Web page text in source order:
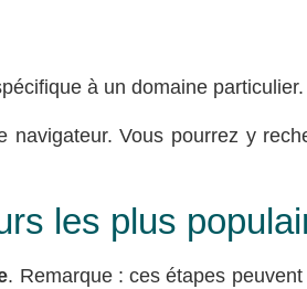
à un domaine particulier.
Vous pourrez y
les plus
. Remarque : ces étapes